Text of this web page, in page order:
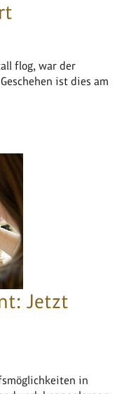
flog, war der
ist dies am
Jetzt
in